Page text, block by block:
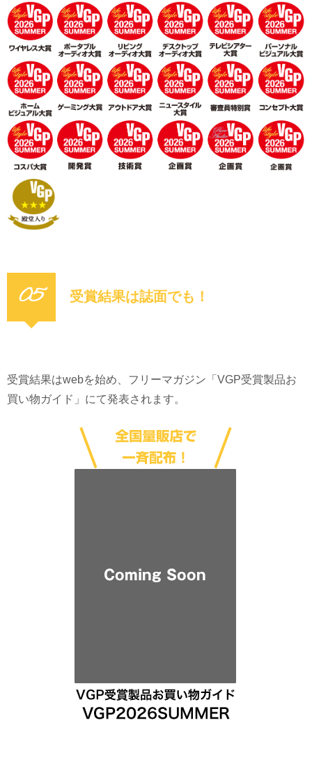
05 受賞結果は誌面でも！
受賞結果はwebを始め、フリーマガジン「VGP受賞製品お
買い物ガイド」にて発表されます。